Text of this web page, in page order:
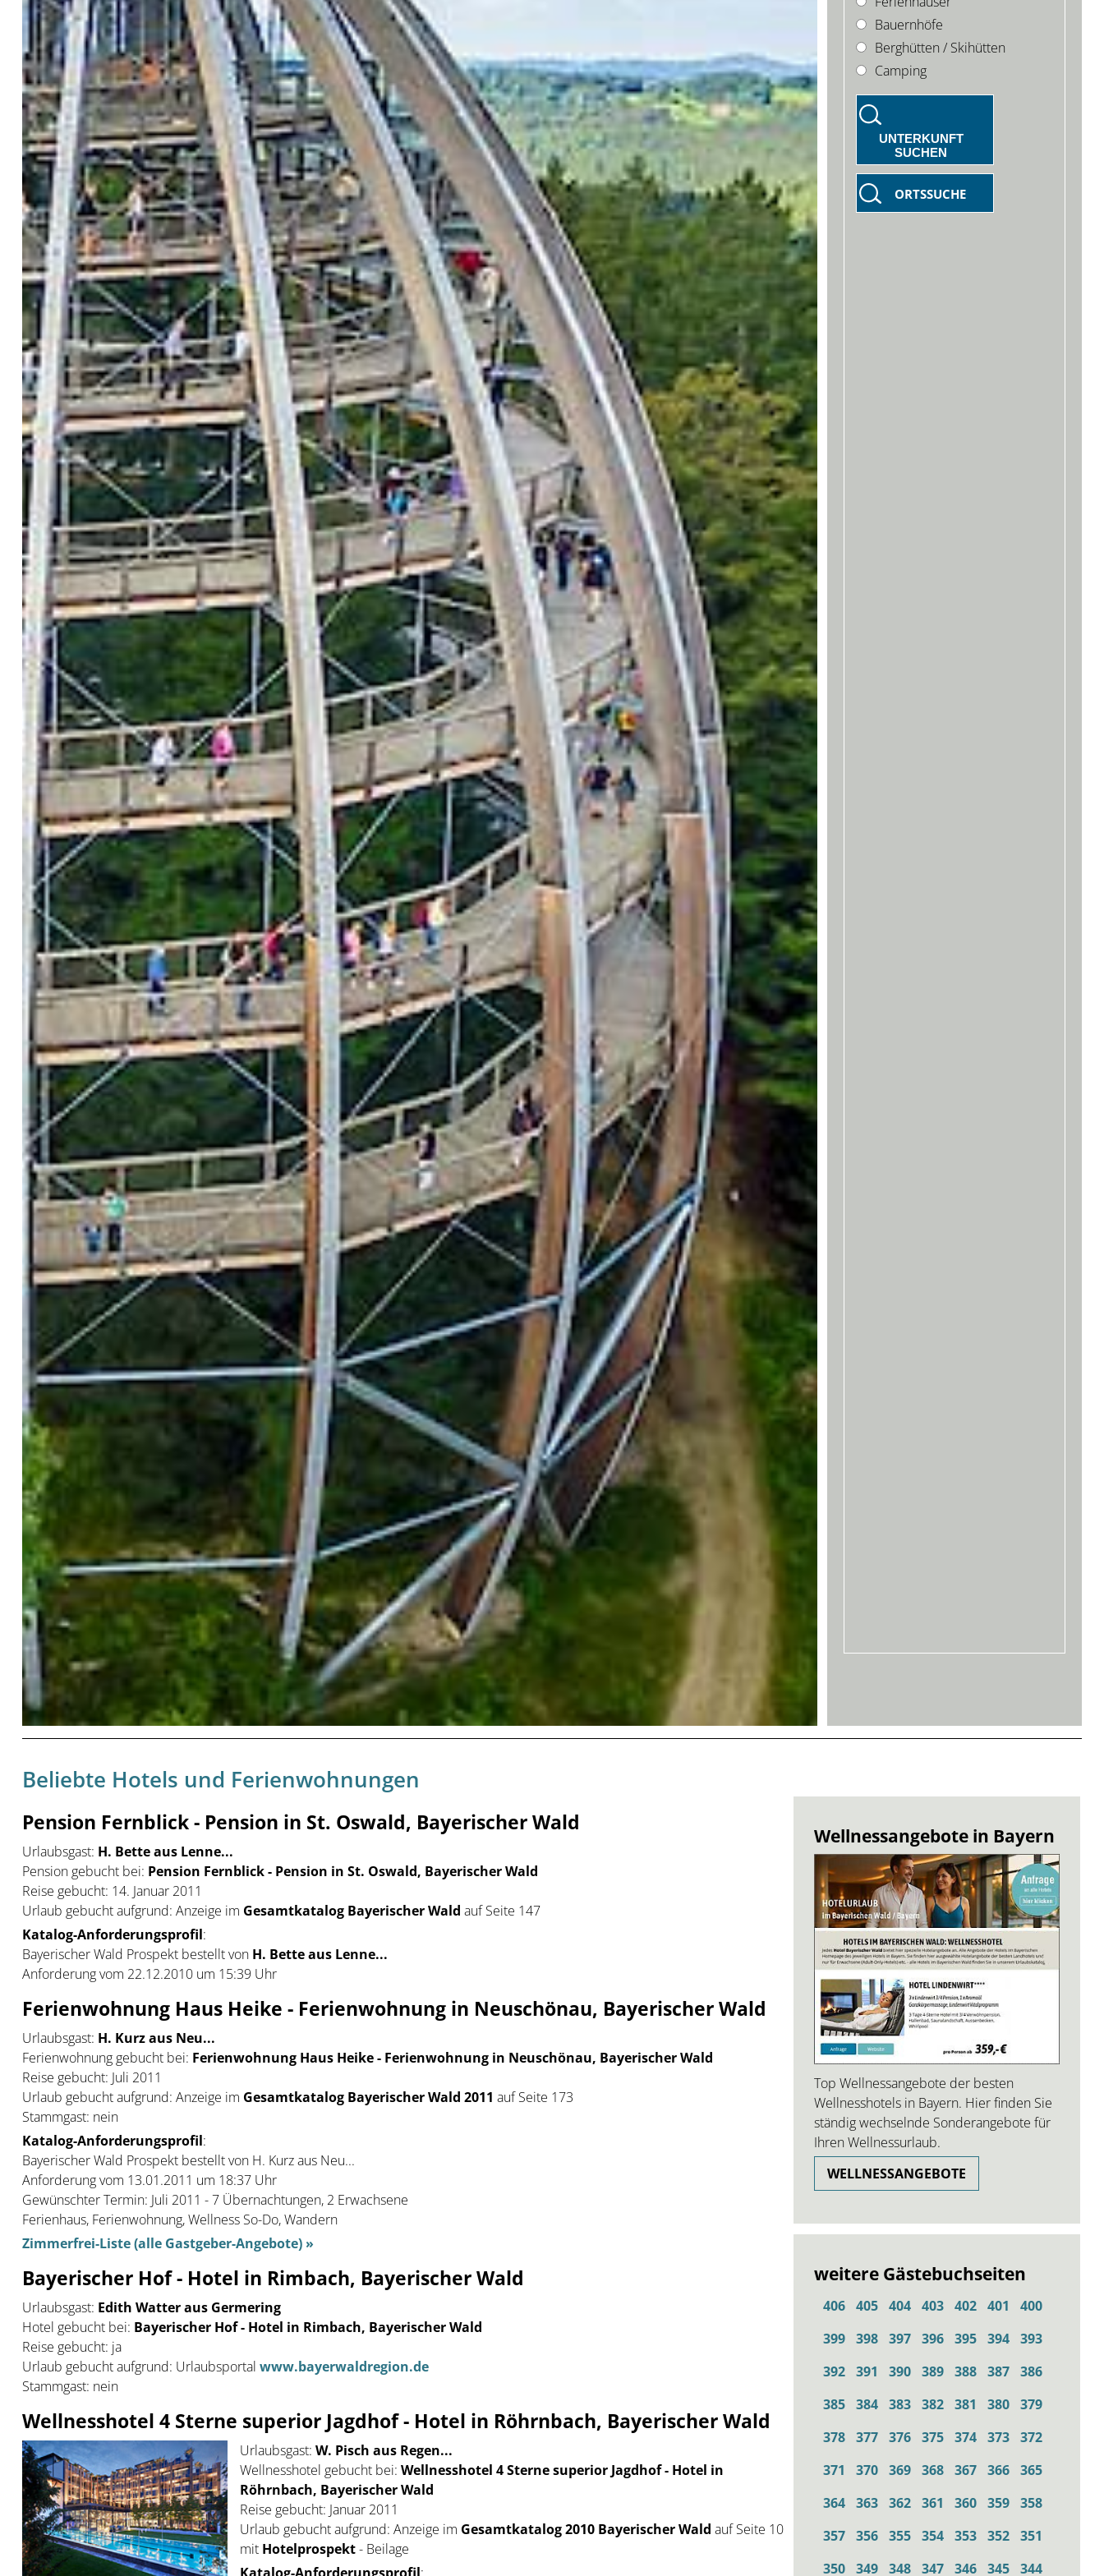
Bauernhöfe
Berghütten / Skihütten
Camping
UNTERKUNFT
SUCHEN
ORTSSUCHE
Beliebte Hotels und Ferienwohnungen
Pension Fernblick - Pension in St. Oswald, Bayerischer Wald
Urlaubsgast: H. Bette aus Lenne...
Pension gebucht bei: Pension Fernblick - Pension in St. Oswald, Bayerischer Wald
Reise gebucht: 14. Januar 2011
Urlaub gebucht aufgrund: Anzeige im Gesamtkatalog Bayerischer Wald auf Seite 147
Katalog-Anforderungsprofil:
Bayerischer Wald Prospekt bestellt von H. Bette aus Lenne...
Anforderung vom 22.12.2010 um 15:39 Uhr
Ferienwohnung Haus Heike - Ferienwohnung in Neuschönau, Bayerischer Wald
Urlaubsgast: H. Kurz aus Neu...
Ferienwohnung gebucht bei: Ferienwohnung Haus Heike - Ferienwohnung in Neuschönau, Bayerischer Wald
Reise gebucht: Juli 2011
Urlaub gebucht aufgrund: Anzeige im Gesamtkatalog Bayerischer Wald 2011 auf Seite 173
Stammgast: nein
Katalog-Anforderungsprofil:
Bayerischer Wald Prospekt bestellt von H. Kurz aus Neu...
Anforderung vom 13.01.2011 um 18:37 Uhr
Gewünschter Termin: Juli 2011 - 7 Übernachtungen, 2 Erwachsene
Ferienhaus, Ferienwohnung, Wellness So-Do, Wandern
Zimmerfrei-Liste (alle Gastgeber-Angebote) »
Bayerischer Hof - Hotel in Rimbach, Bayerischer Wald
Urlaubsgast: Edith Watter aus Germering
Hotel gebucht bei: Bayerischer Hof - Hotel in Rimbach, Bayerischer Wald
Reise gebucht: ja
Urlaub gebucht aufgrund: Urlaubsportal www.bayerwaldregion.de
Stammgast: nein
Wellnesshotel 4 Sterne superior Jagdhof - Hotel in Röhrnbach, Bayerischer Wald
Urlaubsgast: W. Pisch aus Regen...
Wellnesshotel gebucht bei: Wellnesshotel 4 Sterne superior Jagdhof - Hotel in
Röhrnbach, Bayerischer Wald
Reise gebucht: Januar 2011
Urlaub gebucht aufgrund: Anzeige im Gesamtkatalog 2010 Bayerischer Wald auf Seite 10
mit Hotelprospekt- Beilage
Wellnessangebote in Bayern
Top Wellnessangebote der besten
Wellnesshotels in Bayern. Hier finden Sie
ständig wechselnde Sonderangebote für
Ihren Wellnessurlaub.
WELLNESSANGEBOTE
weitere Gästebuchseiten
406 405 404 403 402 401
400
399 398 397 396 395 394 393
392 391 390 389 388 387 386
385 384 383 382 381 380 379
378 377 376 375 374 373 372
371
370 369 368 367 366 365
364 363 362 361 360 359 358
357 356 355 354 353 352 351
350 349 348 347 346 345 344